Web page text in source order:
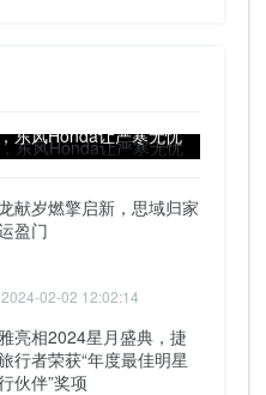
东风Honda让严寒无忧
献岁燃擎启新，思域归家
盈门
2024-02-02 12:02:14
亮相2024星月盛典，捷
行者荣获“年度最佳明星
伙伴”奖项